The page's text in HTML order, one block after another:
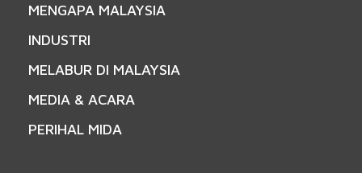
MENGAPA MALAYSIA
INDUSTRI
MELABUR DI MALAYSIA
MEDIA & ACARA
PERIHAL MIDA